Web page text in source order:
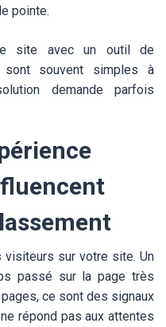
pointe.
site avec un outil de
sont souvent simples à
demande parfois
sur votre site. Un
passé sur la page très
ce sont des signaux
répond pas aux attentes